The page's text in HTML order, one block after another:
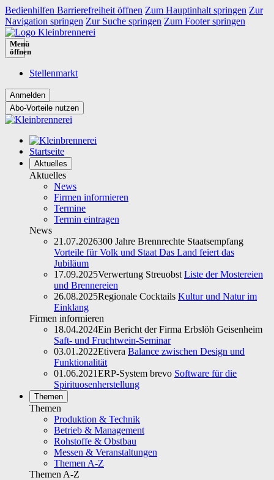
Bedienhilfen Barrierefreiheit öffnen Zum Hauptinhalt springen Zur
Navigation springen Zur Suche springen Zum Footer springen
Menü
öffnen
Stellenmarkt
Abo-Vorteile nutzen
Startseite
Aktuelles
Aktuelles
News
Firmen informieren
Termine
Termin eintragen
News
21.07.2026300 Jahre Brennrechte Staatsempfang
Vorteile für Volk und Staat Das Land feiert das
Jubiläum
17.09.2025Verwertung Streuobst Liste der Mostereien
und Brennereien
26.08.2025Regionale Cocktails Kultur und Natur im
Einklang
Firmen informieren
18.04.2024Ein Bericht der Firma Erbslöh Geisenheim
Saft- und Fruchtwein-Seminar
03.01.2022Etivera Balance zwischen Design und
Funktionalität
01.06.2021ERP-System brevo Software für die
Spirituosenherstellung
Themen
Themen
Produktion & Technik
Betrieb & Management
Rohstoffe & Obstbau
Messen & Veranstaltungen
Themen A-Z
Themen A-Z